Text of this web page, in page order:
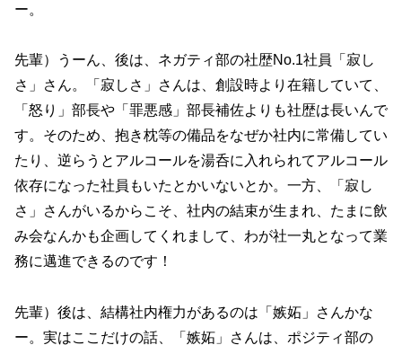
ー。
先輩）うーん、後は、ネガティ部の社歴No.1社員「寂し
さ」さん。「寂しさ」さんは、創設時より在籍していて、
「怒り」部長や「罪悪感」部長補佐よりも社歴は長いんで
す。そのため、抱き枕等の備品をなぜか社内に常備してい
たり、逆らうとアルコールを湯呑に入れられてアルコール
依存になった社員もいたとかいないとか。一方、「寂し
さ」さんがいるからこそ、社内の結束が生まれ、たまに飲
み会なんかも企画してくれまして、わが社一丸となって業
務に邁進できるのです！
先輩）後は、結構社内権力があるのは「嫉妬」さんかな
ー。実はここだけの話、「嫉妬」さんは、ポジティ部の